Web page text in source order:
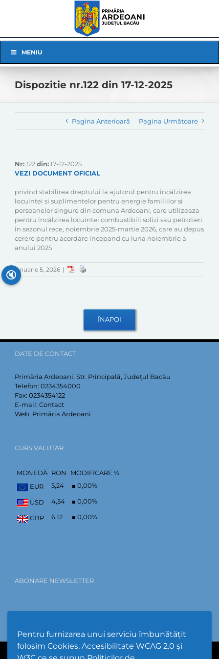
Pentru furnizarea unui serviciu îmbunătățit
folosim Cookies, Accesibilitate WCAG 2.0 și
Navigation
MENIU
Dispozitie nr.122 din 17-12-2025
Pagina Anterioară Pagina Următoare
Nr:122din:17-12-2025
VEZI DOCUMENT OFICIAL
privind stabilirea dreptului la ajutorul pentru încălzirea
locuintei si suplimentelor pentru energie familiilor si
persoanelor singure din comuna Ardeoani, care utilizeaza
pentru încălzirea locuintei combustibili solizi sau petrolieri
în sezonul rece, noiembrie 2025-martie 2026, care au depus
cerere pentru acordare incepand cu luna noiembrie a
anului 2025
ianuarie 5, 2026 |
DATE DE CONTACT
Primăria Ardeoani, Str. Principală, Județul Bacău
Telefon: 0234354000
Fax: 0234354122
E-mail: Contact
Web: Primăria Ardeoani
CURS VALUTAR
MONEDĂ RON
MODIFICARE %
EUR
5,24 0,00%
USD 4,54 0,00%
GBP 6,12 0,00%
ABONARE NEWSLETTER
🔇